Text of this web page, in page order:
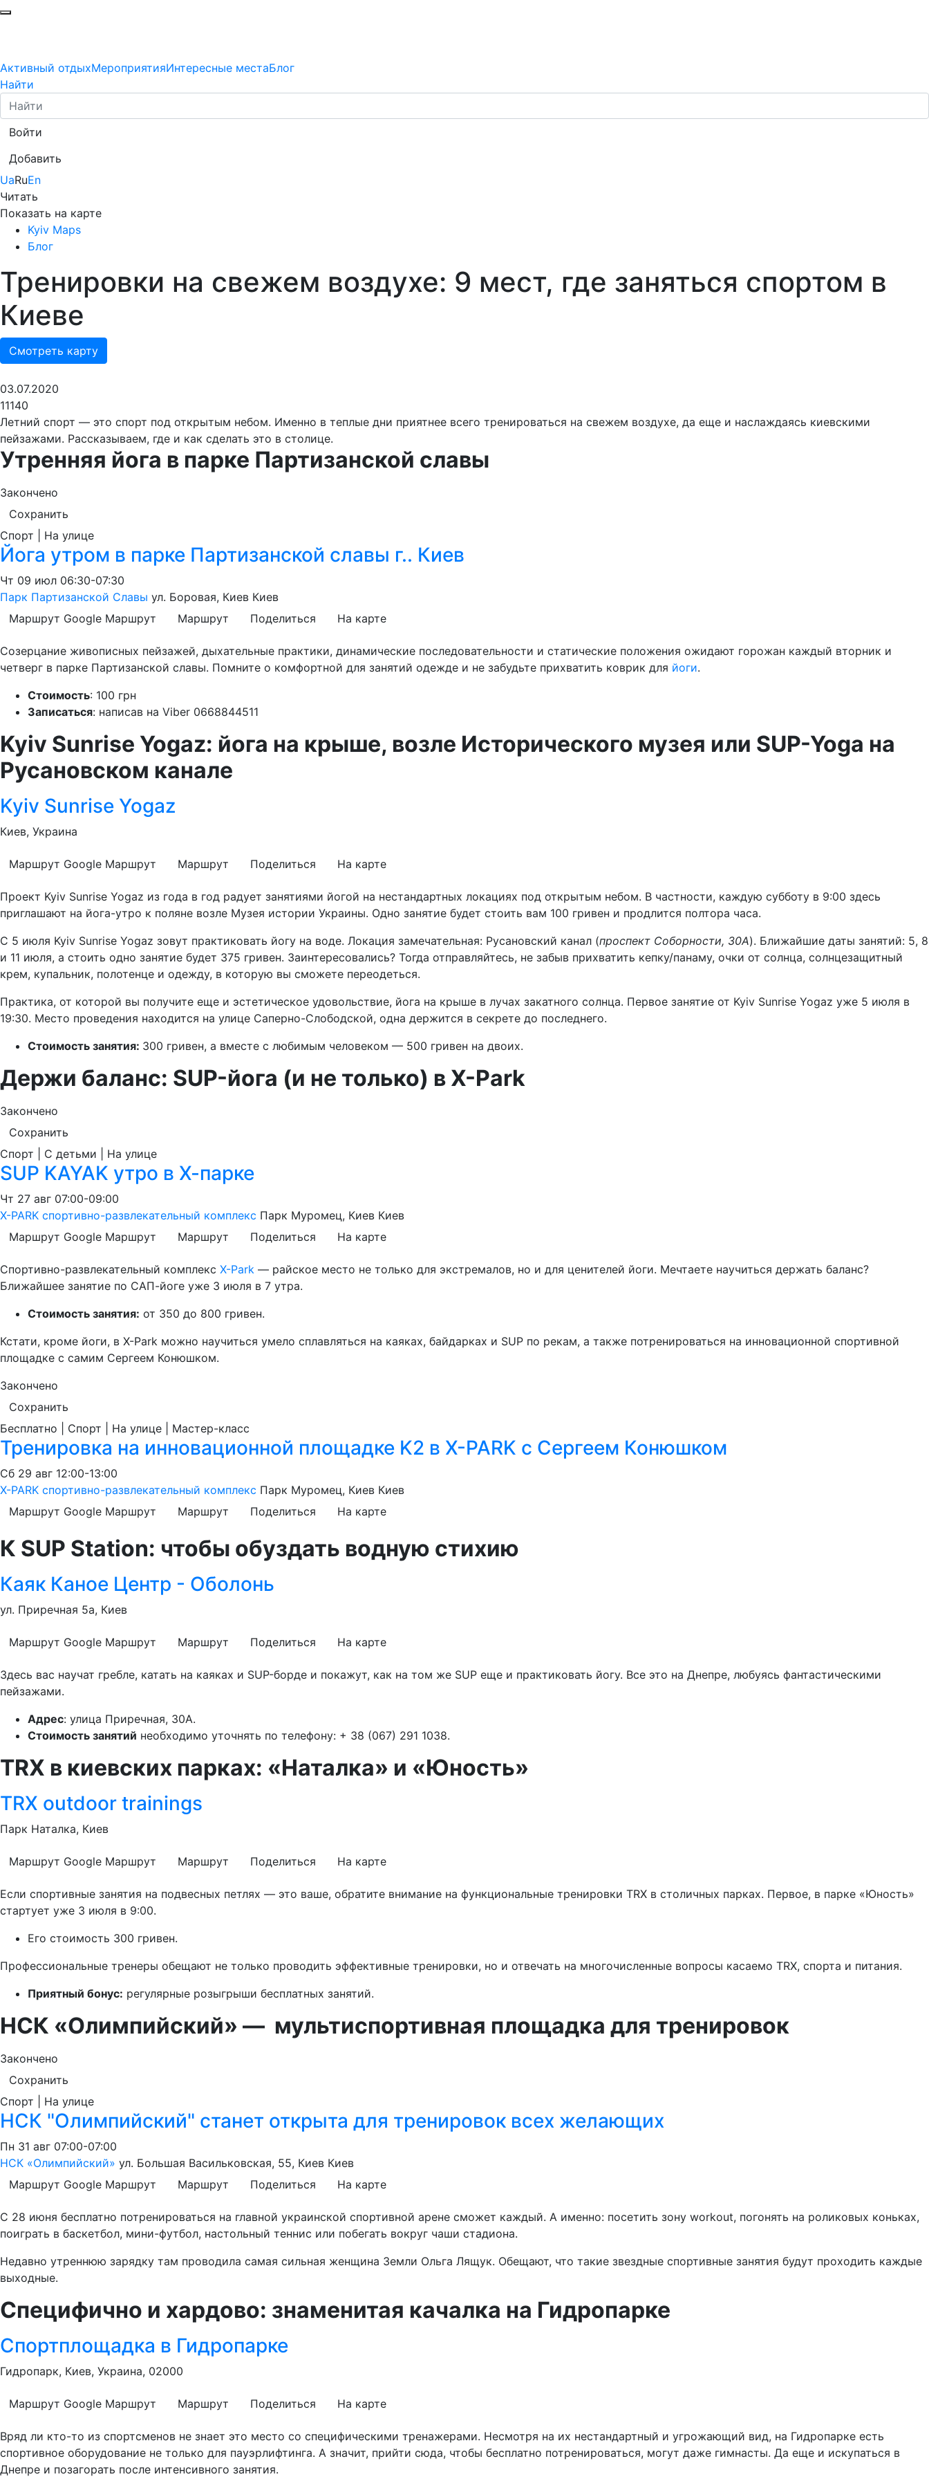
Активный отдыхМероприятияИнтересные местаБлог
Найти
Войти
Добавить
UaRuEn
Читать
Показать на карте
Kyiv Maps
Блог
Тренировки на свежем воздухе: 9 мест, где заняться спортом в
Киеве
Смотреть карту
03.07.2020
11140
Летний спорт — это спорт под открытым небом. Именно в теплые дни приятнее всего тренироваться на свежем воздухе, да еще и наслаждаясь киевскими
пейзажами. Рассказываем, где и как сделать это в столице.
Утренняя йога в парке Партизанской славы
Закончено
Сохранить
Спорт | На улице
Йога утром в парке Партизанской славы г.. Киев
Чт 09 июл 06:30-07:30
Парк Партизанской Славы ул. Боровая, Киев Киев
Маршрут Google Маршрут Маршрут Поделиться На карте
Созерцание живописных пейзажей, дыхательные практики, динамические последовательности и статические положения ожидают горожан каждый вторник и
четверг в парке Партизанской славы. Помните о комфортной для занятий одежде и не забудьте прихватить коврик для йоги.
Стоимость: 100 грн
Записаться: написав на Viber 0668844511
Kyiv Sunrise Yogaz: йога на крыше, возле Исторического музея или SUP-Yoga на
Русановском канале
Kyiv Sunrise Yogaz
Киев, Украина
Маршрут Google Маршрут Маршрут Поделиться На карте
Проект Kyiv Sunrise Yogaz из года в год радует занятиями йогой на нестандартных локациях под открытым небом. В частности, каждую субботу в 9:00 здесь
приглашают на йога-утро к поляне возле Музея истории Украины. Одно занятие будет стоить вам 100 гривен и продлится полтора часа.
С 5 июля Kyiv Sunrise Yogaz зовут практиковать йогу на воде. Локация замечательная: Русановский канал (проспект Соборности, 30А). Ближайшие даты занятий: 5, 8
и 11 июля, а стоить одно занятие будет 375 гривен. Заинтересовались? Тогда отправляйтесь, не забыв прихватить кепку/панаму, очки от солнца, солнцезащитный
крем, купальник, полотенце и одежду, в которую вы сможете переодеться.
Практика, от которой вы получите еще и эстетическое удовольствие, йога на крыше в лучах закатного солнца. Первое занятие от Kyiv Sunrise Yogaz уже 5 июля в
19:30. Место проведения находится на улице Саперно-Слободской, одна держится в секрете до последнего.
Стоимость занятия: 300 гривен, а вместе с любимым человеком — 500 гривен на двоих.
Держи баланс: SUP-йога (и не только) в X-Park
Закончено
Сохранить
Спорт | С детьми | На улице
SUP KAYAK утро в Х-парке
Чт 27 авг 07:00-09:00
X-PARK спортивно-развлекательный комплекс Парк Муромец, Киев Киев
Маршрут Google Маршрут Маршрут Поделиться На карте
Спортивно-развлекательный комплекс X-Park — райское место не только для экстремалов, но и для ценителей йоги. Мечтаете научиться держать баланс?
Ближайшее занятие по САП-йоге уже 3 июля в 7 утра.
Стоимость занятия: от 350 до 800 гривен.
Кстати, кроме йоги, в X-Park можно научиться умело сплавляться на каяках, байдарках и SUP по рекам, а также потренироваться на инновационной спортивной
площадке с самим Сергеем Конюшком.
Закончено
Сохранить
Бесплатно | Спорт | На улице | Мастер-класс
Тренировка на инновационной площадке K2 в X-PARK с Сергеем Конюшком
Сб 29 авг 12:00-13:00
X-PARK спортивно-развлекательный комплекс Парк Муромец, Киев Киев
Маршрут Google Маршрут Маршрут Поделиться На карте
К SUP Station: чтобы обуздать водную стихию
Каяк Каное Центр - Оболонь
ул. Приречная 5а, Киев
Маршрут Google Маршрут Маршрут Поделиться На карте
Здесь вас научат гребле, катать на каяках и SUP-борде и покажут, как на том же SUP еще и практиковать йогу. Все это на Днепре, любуясь фантастическими
пейзажами.
Адрес: улица Приречная, 30А.
Стоимость занятий необходимо уточнять по телефону: + 38 (067) 291 1038.
TRX в киевских парках: «Наталка» и «Юность»
TRX outdoor trainings
Парк Наталка, Киев
Маршрут Google Маршрут Маршрут Поделиться На карте
Если спортивные занятия на подвесных петлях — это ваше, обратите внимание на функциональные тренировки TRX в столичных парках. Первое, в парке «Юность»
стартует уже 3 июля в 9:00.
Его стоимость 300 гривен.
Профессиональные тренеры обещают не только проводить эффективные тренировки, но и отвечать на многочисленные вопросы касаемо TRX, спорта и питания.
Приятный бонус: регулярные розыгрыши бесплатных занятий.
НСК «Олимпийский» — мультиспортивная площадка для тренировок
Закончено
Сохранить
Спорт | На улице
НСК "Олимпийский" станет открыта для тренировок всех желающих
Пн 31 авг 07:00-07:00
НСК «Олимпийский» ул. Большая Васильковская, 55, Киев Киев
Маршрут Google Маршрут Маршрут Поделиться На карте
С 28 июня бесплатно потренироваться на главной украинской спортивной арене сможет каждый. А именно: посетить зону workout, погонять на роликовых коньках,
поиграть в баскетбол, мини-футбол, настольный теннис или побегать вокруг чаши стадиона.
Недавно утреннюю зарядку там проводила самая сильная женщина Земли Ольга Лящук. Обещают, что такие звездные спортивные занятия будут проходить каждые
выходные.
Специфично и хардово: знаменитая качалка на Гидропарке
Спортплощадка в Гидропарке
Гидропарк, Киев, Украина, 02000
Маршрут Google Маршрут Маршрут Поделиться На карте
Вряд ли кто-то из спортсменов не знает это место со специфическими тренажерами. Несмотря на их нестандартный и угрожающий вид, на Гидропарке есть
спортивное оборудование не только для пауэрлифтинга. А значит, прийти сюда, чтобы бесплатно потренироваться, могут даже гимнасты. Да еще и искупаться в
Днепре и позагорать после интенсивного занятия.